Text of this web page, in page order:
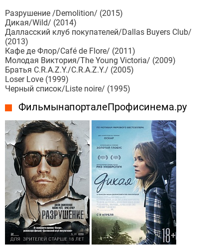
Разрушение /Demolition/ (2015)
Дикая/Wild/ (2014)
Далласский клуб покупателей/Dallas Buyers Club/
(2013)
Кафе де Флор/Café de Flore/ (2011)
Молодая Виктория/The Young Victoria/ (2009)
Братья C.R.A.Z.Y./C.R.A.Z.Y./ (2005)
Loser Love (1999)
Черный список/Liste noire/ (1995)
Фильмы на портале Профисинема.ру